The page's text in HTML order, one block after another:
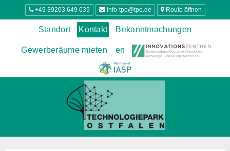
+49 39203 649 639 info-tpo@tpo.de Route öffnen
Standort Kontakt Bekanntmachungen
Gewerberäume mieten en